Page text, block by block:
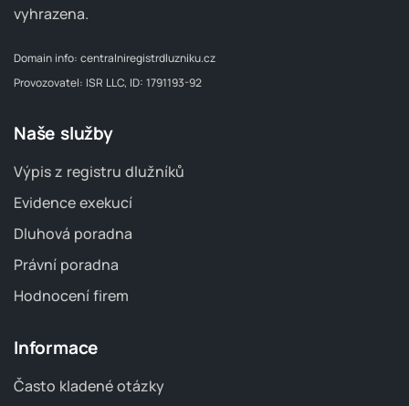
vyhrazena.
Domain info: centralniregistrdluzniku.cz
Provozovatel: ISR LLC, ID: 1791193-92
Naše služby
Výpis z registru dlužníků
Evidence exekucí
Dluhová poradna
Právní poradna
Hodnocení firem
Informace
Často kladené otázky